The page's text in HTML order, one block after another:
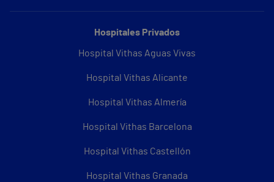
Hospitales Privados
Hospital Vithas Aguas Vivas
Hospital Vithas Alicante
Hospital Vithas Almería
Hospital Vithas Barcelona
Hospital Vithas Castellón
Hospital Vithas Granada